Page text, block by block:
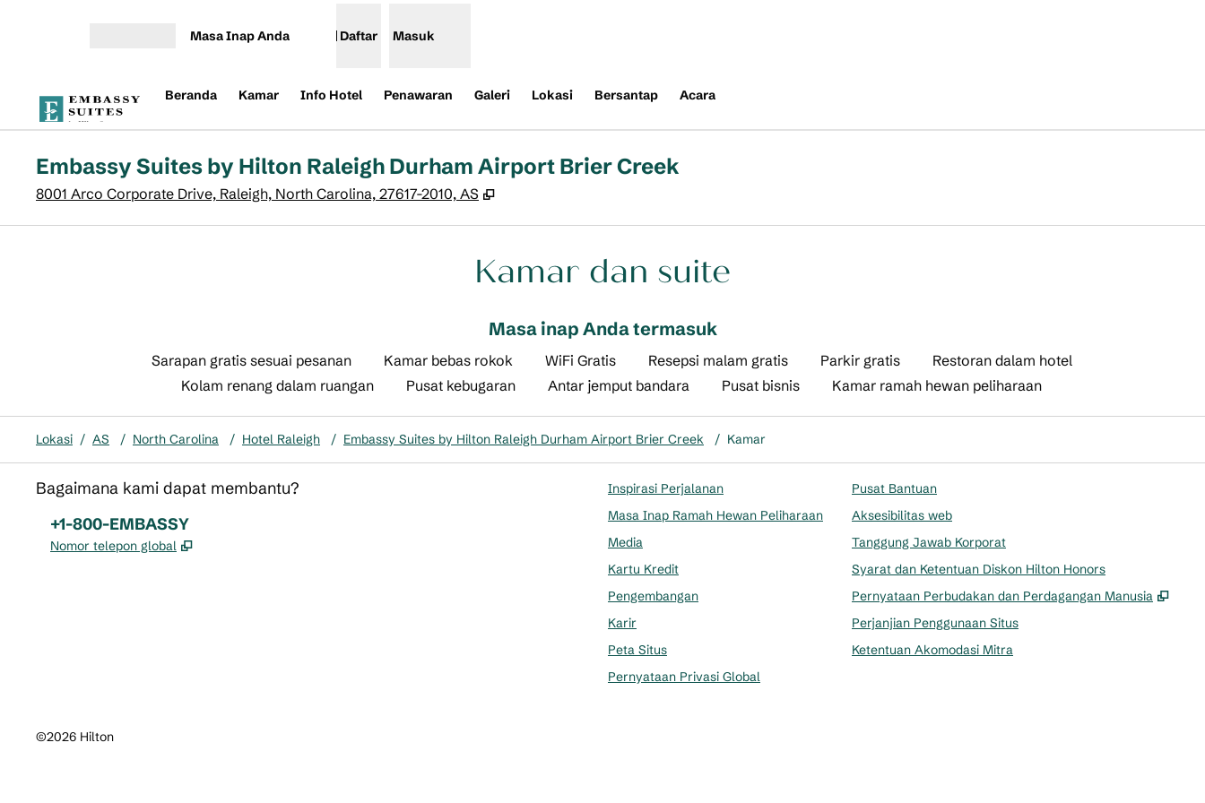
Masa Inap Anda Daftar Masuk
Beranda Kamar Info Hotel Penawaran Galeri Lokasi Bersantap Acara
Embassy Suites by Hilton Raleigh Durham Airport Brier Creek
8001 Arco Corporate Drive, Raleigh, North Carolina, 27617-2010, AS ,
Kamar dan suite
Masa inap Anda termasuk
Sarapan gratis sesuai pesanan Kamar bebas rokok WiFi Gratis Resepsi malam gratis Parkir gratis
Restoran dalam hotel
Kolam renang dalam ruangan
Pusat kebugaran Antar jemput bandara Pusat bisnis Kamar ramah hewan peliharaan
Lokasi / AS / North Carolina / Hotel Raleigh / Embassy Suites by Hilton Raleigh Durham Airport Brier Creek / Kamar
Bagaimana kami dapat membantu?
Telepon:
+1-800-EMBASSY
Nomor telepon global ,
Inspirasi Perjalanan
Masa Inap Ramah Hewan Peliharaan
Media
Kartu Kredit
Pengembangan
Karir
Peta Situs
Pernyataan Privasi Global
Pusat Bantuan
Aksesibilitas web
Tanggung Jawab Korporat
Syarat dan Ketentuan Diskon Hilton Honors
Pernyataan Perbudakan dan Perdagangan Manusia
,
Perjanjian Penggunaan Situs
Ketentuan Akomodasi Mitra
©2026 Hilton